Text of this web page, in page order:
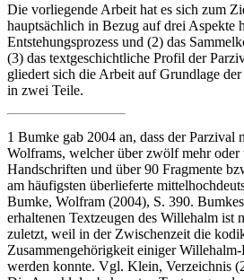
Die vorliegende Arbeit hat es sich zum
hauptsächlich in Bezug auf drei Aspekte
Entstehungsprozess und (2) das
(3) das textgeschichtliche Profil der
gliedert sich die Arbeit auf Grundlage
in zwei Teile.
1 Bumke gab 2004 an, dass derParzival
Wolframs, welcher über zwölf mehr
Handschriften und über 90 Fragmente
am häufigsten überlieferte
Bumke, Wolfram (2004), S. 390. Bumke
erhaltenen Textzeugen des Willehalm ist
zuletzt, weil in der Zwischenzeit die
Zusammengehörigkeit einigerWillehalm-
werden konnte. Vgl. Klein, Verzeichnis